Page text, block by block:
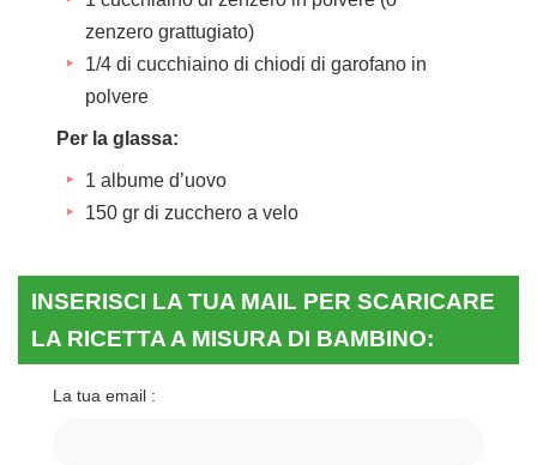
zenzero grattugiato)
1/4 di cucchiaino di chiodi di garofano in
polvere
Per la glassa:
1 albume d’uovo
150 gr di zucchero a velo
INSERISCI LA TUA MAIL PER SCARICARE
LA RICETTA A MISURA DI BAMBINO:
La tua email :